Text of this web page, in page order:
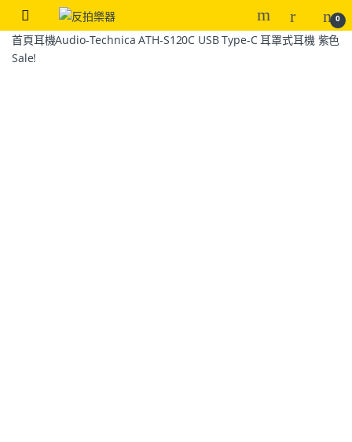
0
首頁耳機Audio-Technica ATH-S120C USB Type-C 耳罩式耳機 紫色
Sale!